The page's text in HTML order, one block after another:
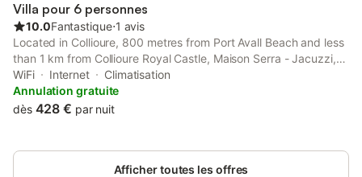
Villa pour 6 personnes
10.0Fantastique⋅1 avis
Located in Collioure, 800 metres from Port Avall Beach and less
than 1 km from Collioure Royal Castle, Maison Serra - Jacuzzi,
Sauna offers air conditioning. This property offers access to a
balcony, free private parking and free WiFi.
WiFi Internet
Climatisation
Annulation gratuite
dès 428 € par nuit
Afficher toutes les offres